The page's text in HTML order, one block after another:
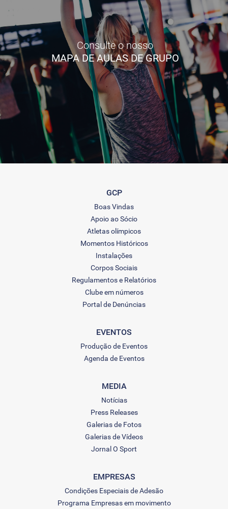
Consulte o nosso
MAPA DE AULAS DE GRUPO
GCP
Boas Vindas
Apoio ao Sócio
Atletas olímpicos
Momentos Históricos
Instalações
Corpos Sociais
Regulamentos e Relatórios
Clube em números
Portal de Denúncias
EVENTOS
Produção de Eventos
Agenda de Eventos
MEDIA
Notícias
Press Releases
Galerias de Fotos
Galerias de Vídeos
Jornal O Sport
EMPRESAS
Condições Especiais de Adesão
Programa Empresas em movimento